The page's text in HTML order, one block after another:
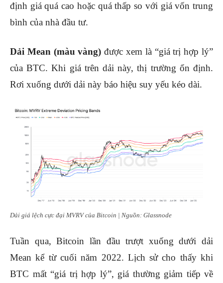
định giá quá cao hoặc quá thấp so với giá vốn trung
bình của nhà đầu tư.
Dải Mean (màu vàng) được xem là “giá trị hợp lý”
của BTC. Khi giá trên dải này, thị trường ổn định.
Rơi xuống dưới dải này báo hiệu suy yếu kéo dài.
Dải giá lệch cực đại MVRV của Bitcoin | Nguồn: Glassnode
Tuần qua, Bitcoin lần đầu trượt xuống dưới dải
Mean kể từ cuối năm 2022. Lịch sử cho thấy khi
BTC mất “giá trị hợp lý”, giá thường giảm tiếp về